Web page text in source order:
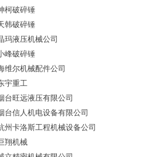
柯破碎锤
韩破碎锤
玛液压机械公司
峰破碎锤
维尔机械配件公司
宇重工
台旺远液压有限公司
台信人机电设备有限公司
州卡洛斯工程机械设备公司
翔机械